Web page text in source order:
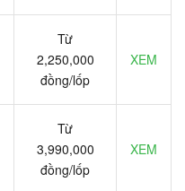
Từ
2,250,000
đồng/lốp
XEM
Từ
3,990,000
đồng/lốp
XEM